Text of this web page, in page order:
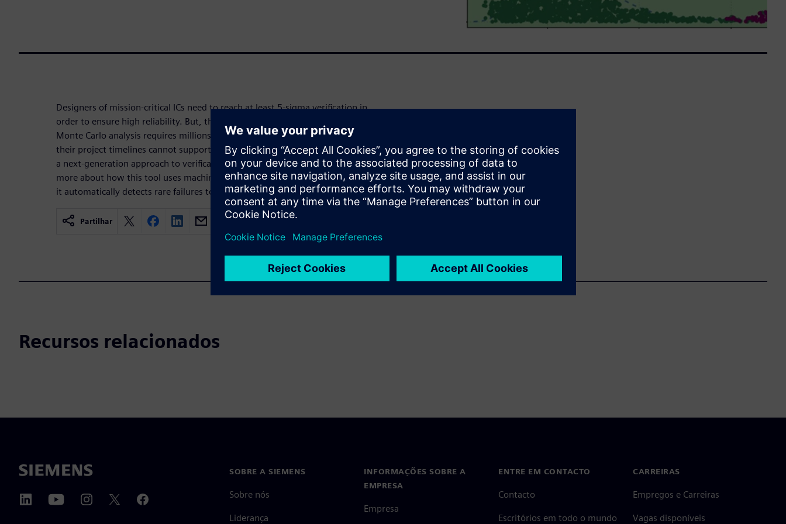
Designers of mission-critical ICs need to reach at least 5-sigma verification in
order to ensure high reliability. But, they are finding that old approaches like
Monte Carlo analysis requires millions of simulations to reach high-sigma and
their project timelines cannot support that many simulations. What they need is
a next-generation approach to verification: Solido High-Sigma Verifier. Learn
more about how this tool uses machine learning modeling technology and how
it automatically detects rare failures to offer high-sigma verification fast.
Partilhar
Recursos relacionados
SOBRE A SIEMENS
Sobre nós
Liderança
INFORMAÇÕES SOBRE A
EMPRESA
Empresa
ENTRE EM CONTACTO
Contacto
Escritórios em todo o mundo
CARREIRAS
Empregos e Carreiras
Vagas disponíveis